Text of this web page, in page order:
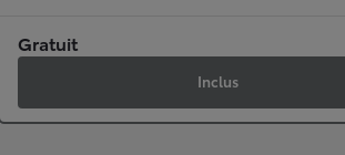
Gratuit
Inclus